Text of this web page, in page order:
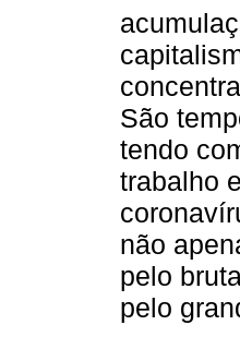
São
tendo
trabalho
não
pelo
pelo